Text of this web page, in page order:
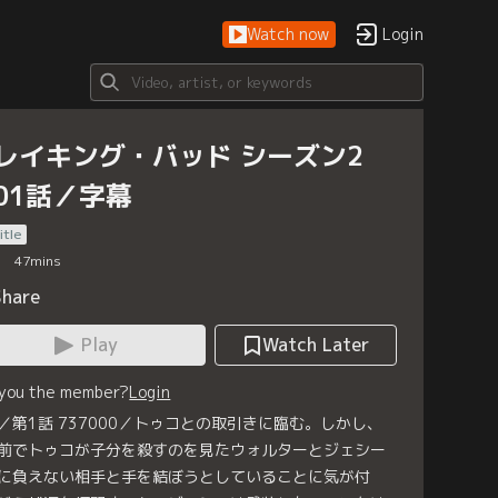
Watch now Login
イキング・バッド シーズン2
話／字幕
47mins
Play
Watch Later
the member?Login
第1話 737000／トゥコとの取引きに臨む。しかし、
でトゥコが子分を殺すのを見たウォルターとジェシー
負えない相手と手を結ぼうとしていることに気が付